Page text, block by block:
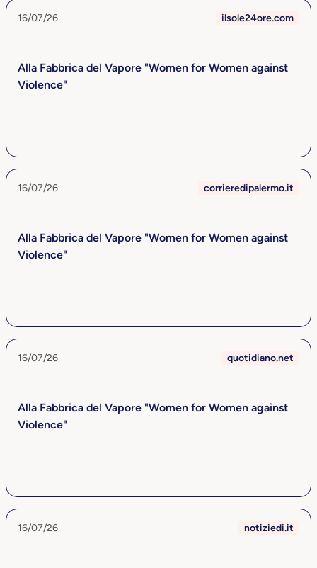
16/07/26 ilsole24ore.com
Alla Fabbrica del Vapore "Women for Women against
Violence"
16/07/26 corrieredipalermo.it
Alla Fabbrica del Vapore "Women for Women against
Violence"
16/07/26 quotidiano.net
Alla Fabbrica del Vapore "Women for Women against
Violence"
16/07/26 notiziedi.it